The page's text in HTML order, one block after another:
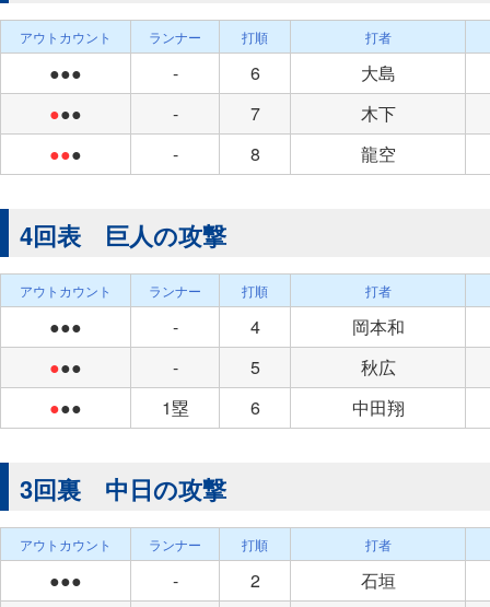
アウトカウント ランナー 打順 打者
●●● - 6
大島
●●● - 7
木下
●●● - 8 龍空
4回表 巨人の攻撃
アウトカウント ランナー 打順 打者
●●● - 4
岡本和
●●● - 5
秋広
●●● 1塁 6 中田翔
3回裏 中日の攻撃
アウトカウント ランナー 打順 打者
●●● - 2
石垣